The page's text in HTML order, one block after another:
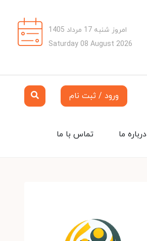
امروز شنبه 17 مرداد 1405
Saturday 08 August 2026
ورود / ثبت نام
تماس با ما درباره ما